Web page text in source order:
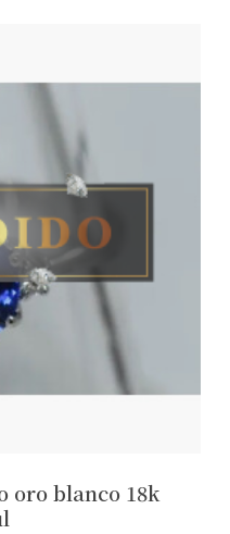
oro blanco 18k